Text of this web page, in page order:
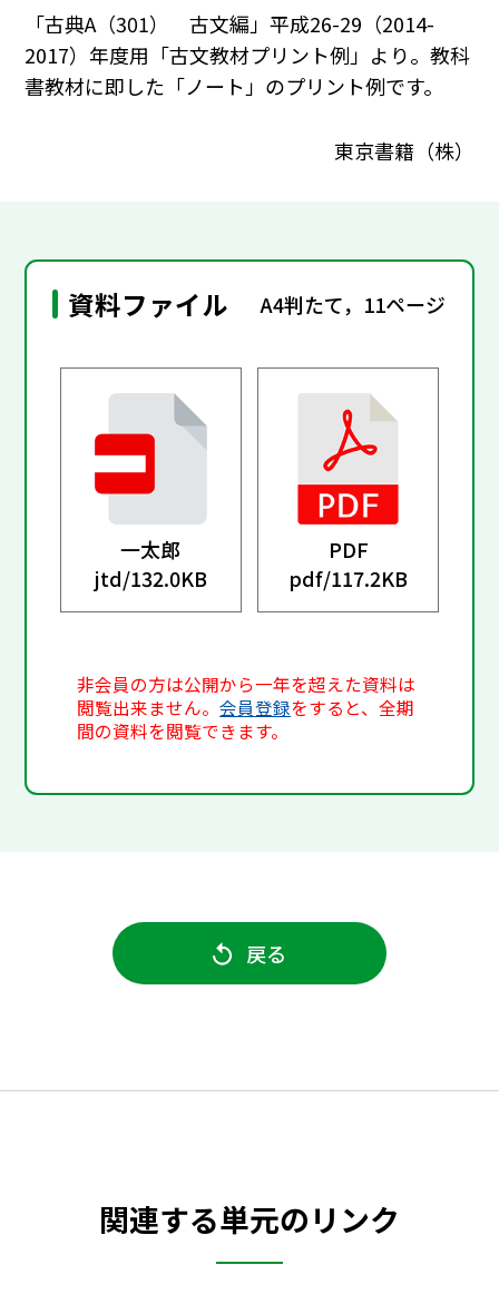
「古典A（301） 古文編」平成26-29（2014-
2017）年度用「古文教材プリント例」より。教科
書教材に即した「ノート」のプリント例です。
東京書籍（株）
資料ファイル A4判たて，11ページ
一太郎
jtd/132.0KB
PDF
pdf/117.2KB
非会員の方は公開から一年を超えた資料は
閲覧出来ません。会員登録をすると、全期
間の資料を閲覧できます。
戻る
関連する単元のリンク